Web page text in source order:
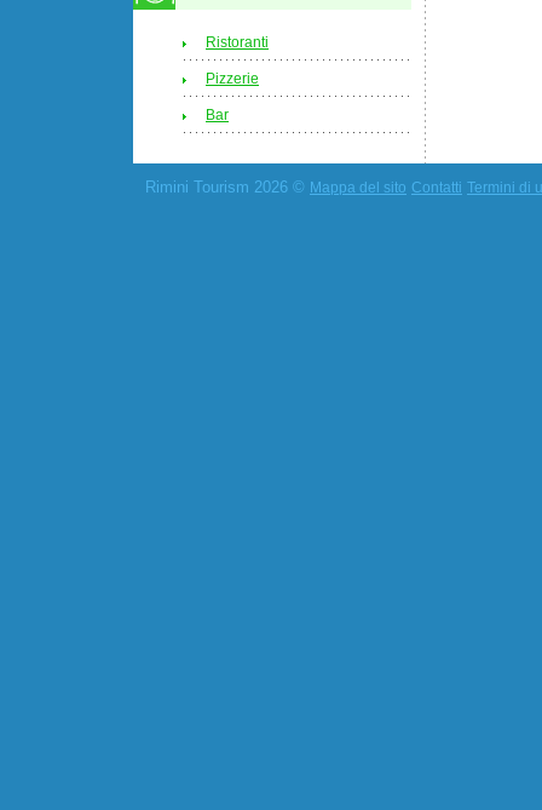
Ristoranti
Pizzerie
Bar
Rimini Tourism 2026 © Mappa del sito Contatti Termini di